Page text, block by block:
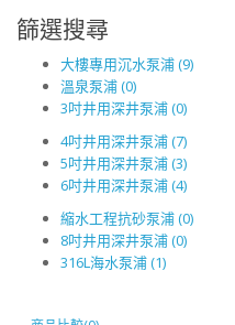
篩選搜尋
大樓專用沉水泵浦 (9)
溫泉泵浦 (0)
3吋井用深井泵浦 (0)
4吋井用深井泵浦 (7)
5吋井用深井泵浦 (3)
6吋井用深井泵浦 (4)
縮水工程抗砂泵浦 (0)
8吋井用深井泵浦 (0)
316L海水泵浦 (1)